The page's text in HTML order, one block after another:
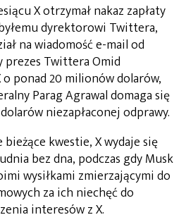
X otrzymał nakaz zapłaty
dyrektorowi Twittera,
na wiadomość e-mail od
prezes Twittera Omid
o ponad 20 milionów dolarów,
Parag Agrawal domaga się
niezapłaconej odprawy.
kwestie, X wydaje się
bez dna, podczas gdy Musk
wysiłkami zmierzającymi do
za ich niechęć do
interesów z X.